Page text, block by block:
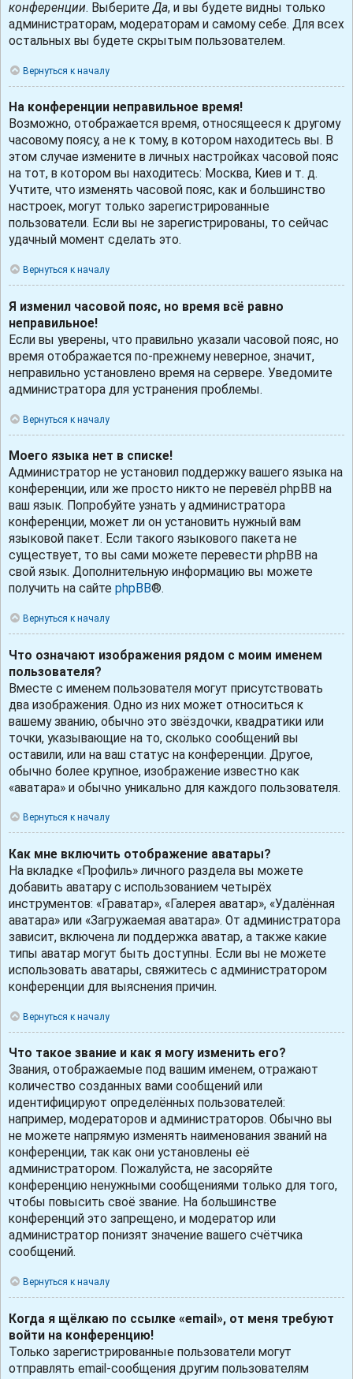
конференции. ВыберитеДа, и вы будете видны только
администраторам, модераторам и самому себе. Для всех
остальных вы будете скрытым пользователем.
Вернуться к началу
На конференции неправильное время!
Возможно, отображается время, относящееся к другому
часовому поясу, а не к тому, в котором находитесь вы. В
этом случае измените в личных настройках часовой пояс
на тот, в котором вы находитесь: Москва, Киев и т. д.
Учтите, что изменять часовой пояс, как и большинство
настроек, могут только зарегистрированные
пользователи. Если вы не зарегистрированы, то сейчас
удачный момент сделать это.
Вернуться к началу
Я изменил часовой пояс, но время всё равно
неправильное!
Если вы уверены, что правильно указали часовой пояс, но
время отображается по-прежнему неверное, значит,
неправильно установлено время на сервере. Уведомите
администратора для устранения проблемы.
Вернуться к началу
Моего языка нет в списке!
Администратор не установил поддержку вашего языка на
конференции, или же просто никто не перевёл phpBB на
ваш язык. Попробуйте узнать у администратора
конференции, может ли он установить нужный вам
языковой пакет. Если такого языкового пакета не
существует, то вы сами можете перевести phpBB на
свой язык. Дополнительную информацию вы можете
получить на сайте phpBB®.
Вернуться к началу
Что означают изображения рядом с моим именем
пользователя?
Вместе с именем пользователя могут присутствовать
два изображения. Одно из них может относиться к
вашему званию, обычно это звёздочки, квадратики или
точки, указывающие на то, сколько сообщений вы
оставили, или на ваш статус на конференции. Другое,
обычно более крупное, изображение известно как
«аватара» и обычно уникально для каждого пользователя.
Вернуться к началу
Как мне включить отображение аватары?
На вкладке «Профиль» личного раздела вы можете
добавить аватару с использованием четырёх
инструментов: «Граватар», «Галерея аватар», «Удалённая
аватара» или «Загружаемая аватара». От администратора
зависит, включена ли поддержка аватар, а также какие
типы аватар могут быть доступны. Если вы не можете
использовать аватары, свяжитесь с администратором
конференции для выяснения причин.
Вернуться к началу
Что такое звание и как я могу изменить его?
Звания, отображаемые под вашим именем, отражают
количество созданных вами сообщений или
идентифицируют определённых пользователей:
например, модераторов и администраторов. Обычно вы
не можете напрямую изменять наименования званий на
конференции, так как они установлены её
администратором. Пожалуйста, не засоряйте
конференцию ненужными сообщениями только для того,
чтобы повысить своё звание. На большинстве
конференций это запрещено, и модератор или
администратор понизят значение вашего счётчика
сообщений.
Вернуться к началу
Когда я щёлкаю по ссылке «email», от меня требуют
войти на конференцию!
Только зарегистрированные пользователи могут
отправлять email-сообщения другим пользователям